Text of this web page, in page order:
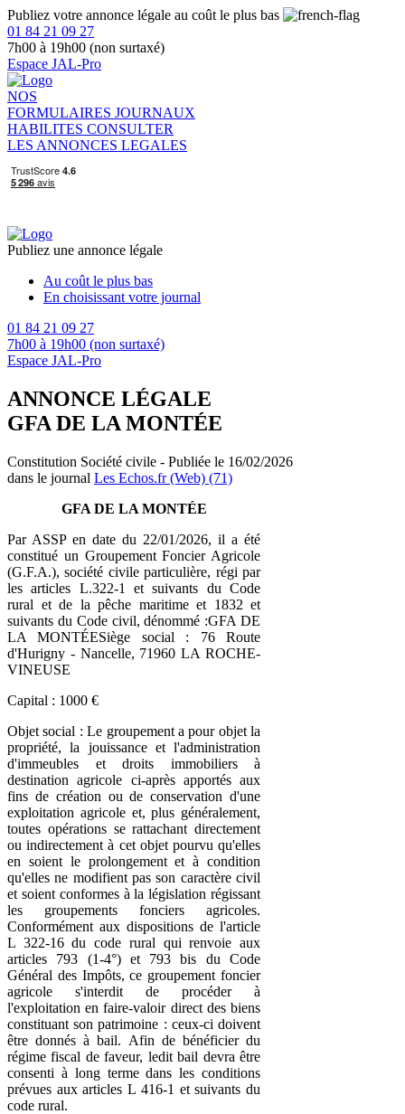
Publiez votre annonce légale au coût le plus bas
01 84 21 09 27
7h00 à 19h00 (non surtaxé)
Espace JAL-Pro
NOS
FORMULAIRES JOURNAUX
HABILITES CONSULTER
LES ANNONCES LEGALES
Publiez une annonce légale
Au coût le plus bas
En choisissant votre journal
01 84 21 09 27
7h00 à 19h00 (non surtaxé)
Espace JAL-Pro
ANNONCE LÉGALE
GFA DE LA MONTÉE
Constitution Société civile - Publiée le 16/02/2026
dans le journal Les Echos.fr (Web) (71)
GFA DE LA MONTÉE
Par ASSP en date du 22/01/2026, il a été
constitué un Groupement Foncier Agricole
(G.F.A.), société civile particulière, régi par
les articles L.322-1 et suivants du Code
rural et de la pêche maritime et 1832 et
suivants du Code civil, dénommé :GFA DE
LA MONTÉESiège social : 76 Route
d'Hurigny - Nancelle, 71960 LA ROCHE-
VINEUSE
Capital : 1000 €
Objet social : Le groupement a pour objet la
propriété, la jouissance et l'administration
d'immeubles et droits immobiliers à
destination agricole ci-après apportés aux
fins de création ou de conservation d'une
exploitation agricole et, plus généralement,
toutes opérations se rattachant directement
ou indirectement à cet objet pourvu qu'elles
en soient le prolongement et à condition
qu'elles ne modifient pas son caractère civil
et soient conformes à la législation régissant
les groupements fonciers agricoles.
Conformément aux dispositions de l'article
L 322-16 du code rural qui renvoie aux
articles 793 (1-4°) et 793 bis du Code
Général des Impôts, ce groupement foncier
agricole s'interdit de procéder à
l'exploitation en faire-valoir direct des biens
constituant son patrimoine : ceux-ci doivent
être donnés à bail. Afin de bénéficier du
régime fiscal de faveur, ledit bail devra être
consenti à long terme dans les conditions
prévues aux articles L 416-1 et suivants du
code rural.